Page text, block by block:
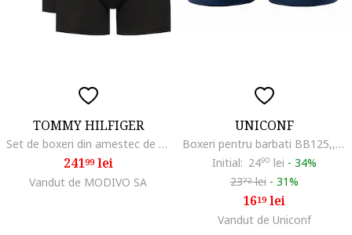
TOMMY HILFIGER
Set de boxeri din amestec de bumbac cu banda logo in talie
24199lei
Vandut de MODIVO SA
UNICONF
Boxeri pentru barbati BB125,, Bleumarin
Initial: 2490 lei - 34%
2372lei - 31%
1619lei
Vandut de Uniconf